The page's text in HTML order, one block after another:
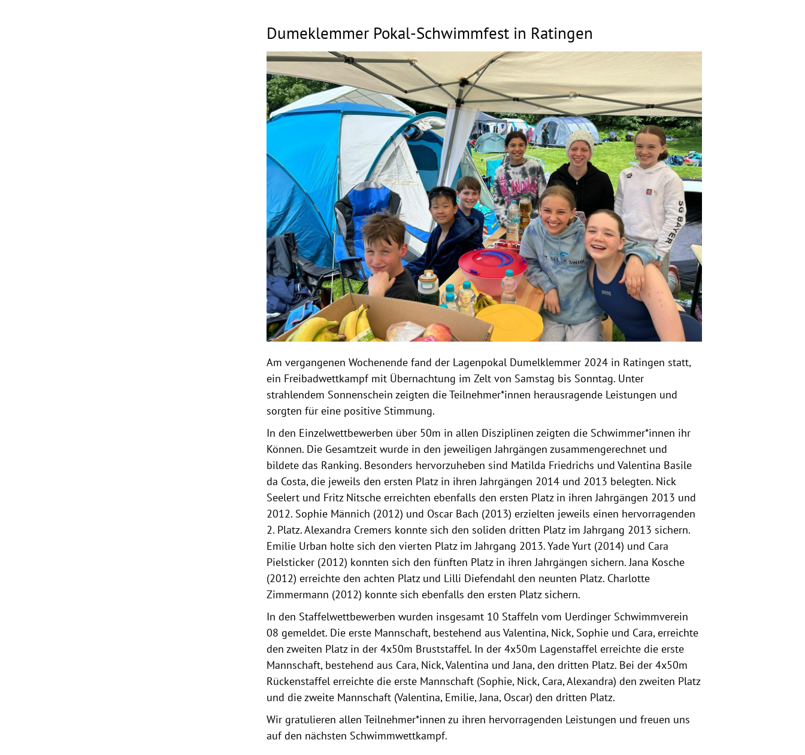
Dumeklemmer Pokal-Schwimmfest in Ratingen
Am vergangenen Wochenende fand der Lagenpokal Dumelklemmer 2024 in Ratingen statt,
ein Freibadwettkampf mit Übernachtung im Zelt von Samstag bis Sonntag. Unter
strahlendem Sonnenschein zeigten die Teilnehmer*innen herausragende Leistungen und
sorgten für eine positive Stimmung.
In den Einzelwettbewerben über 50m in allen Disziplinen zeigten die Schwimmer*innen ihr
Können. Die Gesamtzeit wurde in den jeweiligen Jahrgängen zusammengerechnet und
bildete das Ranking. Besonders hervorzuheben sind Matilda Friedrichs und Valentina Basile
da Costa, die jeweils den ersten Platz in ihren Jahrgängen 2014 und 2013 belegten. Nick
Seelert und Fritz Nitsche erreichten ebenfalls den ersten Platz in ihren Jahrgängen 2013 und
2012. Sophie Männich (2012) und Oscar Bach (2013) erzielten jeweils einen hervorragenden
2. Platz. Alexandra Cremers konnte sich den soliden dritten Platz im Jahrgang 2013 sichern.
Emilie Urban holte sich den vierten Platz im Jahrgang 2013. Yade Yurt (2014) und Cara
Pielsticker (2012) konnten sich den fünften Platz in ihren Jahrgängen sichern. Jana Kosche
(2012) erreichte den achten Platz und Lilli Diefendahl den neunten Platz. Charlotte
Zimmermann (2012) konnte sich ebenfalls den ersten Platz sichern.
In den Staffelwettbewerben wurden insgesamt 10 Staffeln vom Uerdinger Schwimmverein
08 gemeldet. Die erste Mannschaft, bestehend aus Valentina, Nick, Sophie und Cara, erreichte
den zweiten Platz in der 4x50m Bruststaffel. In der 4x50m Lagenstaffel erreichte die erste
Mannschaft, bestehend aus Cara, Nick, Valentina und Jana, den dritten Platz. Bei der 4x50m
Rückenstaffel erreichte die erste Mannschaft (Sophie, Nick, Cara, Alexandra) den zweiten Platz
und die zweite Mannschaft (Valentina, Emilie, Jana, Oscar) den dritten Platz.
Wir gratulieren allen Teilnehmer*innen zu ihren hervorragenden Leistungen und freuen uns
auf den nächsten Schwimmwettkampf.